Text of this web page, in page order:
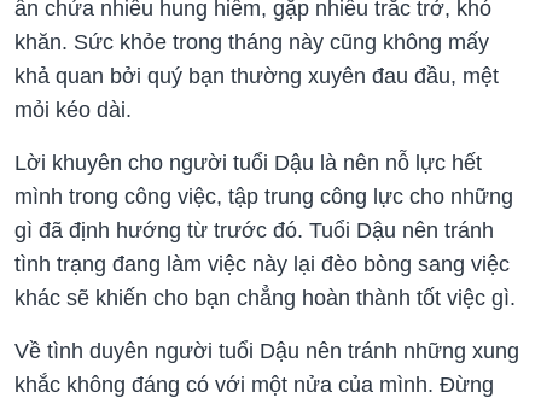
ẩn chứa nhiều hung hiểm, gặp nhiều trắc trở, khó
khăn. Sức khỏe trong tháng này cũng không mấy
khả quan bởi quý bạn thường xuyên đau đầu, mệt
mỏi kéo dài.
Lời khuyên cho người tuổi Dậu là nên nỗ lực hết
mình trong công việc, tập trung công lực cho những
gì đã định hướng từ trước đó. Tuổi Dậu nên tránh
tình trạng đang làm việc này lại đèo bòng sang việc
khác sẽ khiến cho bạn chẳng hoàn thành tốt việc gì.
Về tình duyên người tuổi Dậu nên tránh những xung
khắc không đáng có với một nửa của mình. Đừng